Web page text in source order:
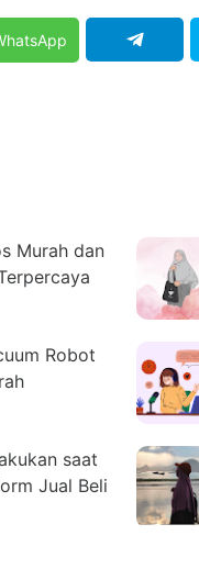
Murah dan
Robot
saat
Jual Beli